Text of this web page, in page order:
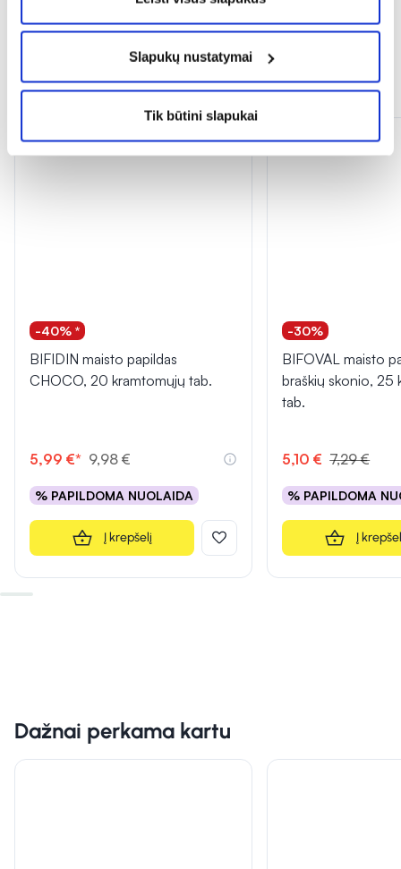
Slapukų nustatymai
Tik būtini slapukai
Panašios prekės
-40% *
BIFIDIN maisto papildas
CHOCO, 20 kramtomųjų tab.
5,99 €* 9,98 €
% PAPILDOMA NUOLAIDA
Į krepšelį
-30%
BIFOVAL maisto
braškių skonio, 25
tab.
5,10 € 7,29 €
% PAPILDOMA
Į
Dažnai perkama kartu